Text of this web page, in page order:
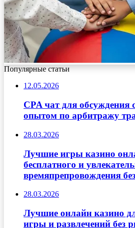
Популярные статьи
12.05.2026
CPA чат для обсуждения
опытом по арбитражу
28.03.2026
Лучшие игры казино
бесплатного и
времяпрепровождения
28.03.2026
Лучшие онлайн казино
игры и развлечений без